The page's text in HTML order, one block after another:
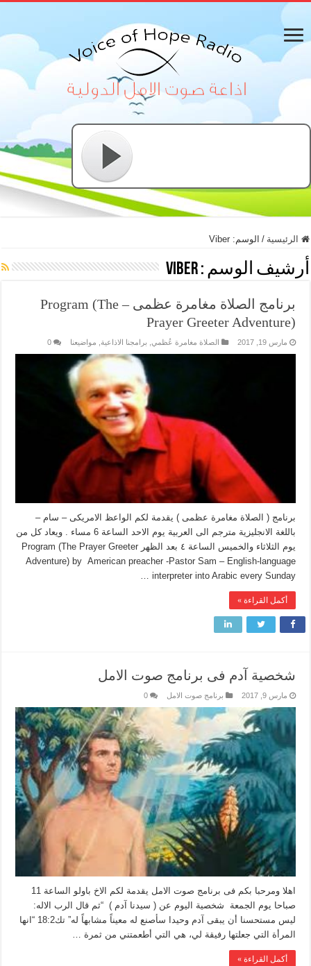
الرئيسية / الوسم: Viber
أرشيف الوسم :Viber
برنامج الصلاة مغامرة عظمى – Program (The
Prayer Greeter Adventure)
مارس 19, 2017 الصلاة مغامرة عُظمي برامجنا الاذاعية مواضيعنا 0
برنامج ( الصلاة مغامرة عظمى ) يقدمة لكم الواعظ الامريكى – سام –
باللغة الانجليزية مترجم الى العربية يوم الاحد الساعة 6 مساء . ويعاد كل من
يوم الثلاثاء والخميس الساعة ٤ بعد الظهر Program (The Prayer Greeter
Adventure) by American preacher -Pastor Sam – English-language
interpreter into Arabic every Sunday …
أكمل القراءة »
شخصية آدم فى برنامج صوت الامل
مارس 9, 2017 برنامج صوت الامل 0
اهلا ومرحبا بكم فى برنامج صوت الامل يقدمة لكم الاخ باولو الساعة 11
صباحا يوم الجمعة شخصية اليوم عن ( سيدنا آدم ) “ثم قال الرب الاله:
ليس مستحسنا أن يبقى آدم وحيدا سأصنع له معيناً مشابهاً له” تك18:2 “انها
المرأة التي جعلتها رفيقة لي، هي التي أطعمتني من ثمرة …
أكمل القراءة »